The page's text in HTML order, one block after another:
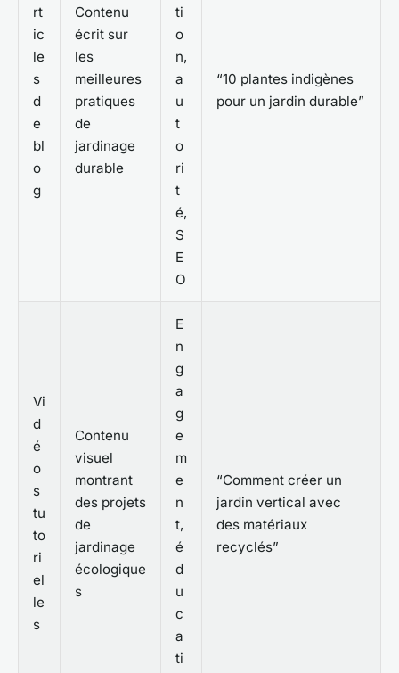
rt
ic
le
s
d
e
bl
o
g
Contenu
écrit sur
les
meilleures
pratiques
de
jardinage
durable
ti
o
n,
a
u
t
o
ri
t
é,
S
E
O
“10 plantes indigènes
pour un jardin durable”
Vi
d
é
o
s
tu
to
ri
el
le
s
Contenu
visuel
montrant
des projets
de
jardinage
écologique
s
E
n
g
a
g
e
m
e
n
t,
é
d
u
c
a
ti
“Comment créer un
jardin vertical avec
des matériaux
recyclés”